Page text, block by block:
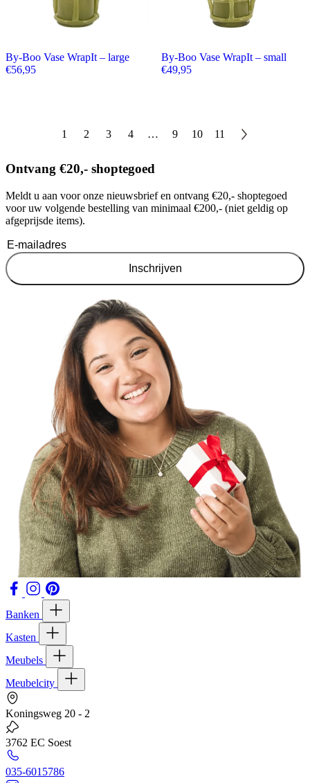
By-Boo Vase WrapIt – large
€56,95
By-Boo Vase WrapIt – small
€49,95
1 2 3 4 … 9 10 11
Ontvang €20,- shoptegoed
Meldt u aan voor onze nieuwsbrief en ontvang €20,- shoptegoed
voor uw volgende bestelling van minimaal €200,- (niet geldig op
afgeprijsde items).
Inschrijven
Banken
Kasten
Meubels
Meubelcity
Koningsweg 20 - 2
3762 EC Soest
035-6015786